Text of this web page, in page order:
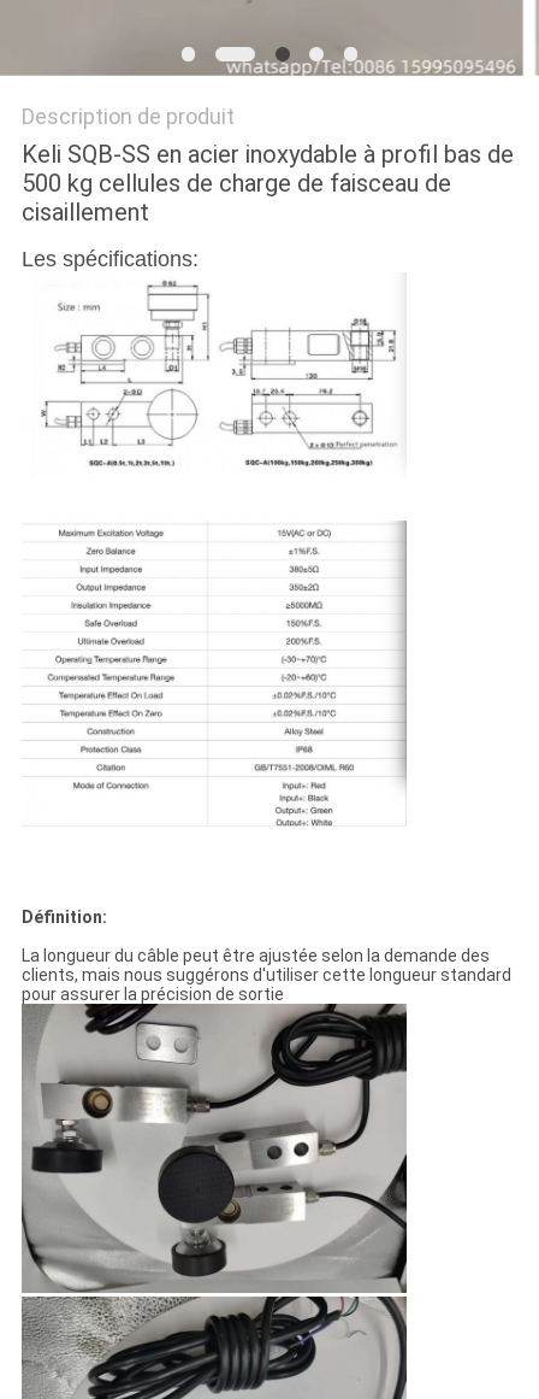
PRIVACY
POLICY
Description de produit
Keli SQB-SS en acier inoxydable à profil bas de
500 kg cellules de charge de faisceau de
cisaillement
Les spécifications:
Définition:
La longueur du câble peut être ajustée selon la demande des
clients, mais nous suggérons d'utiliser cette longueur standard
pour assurer la précision de sortie